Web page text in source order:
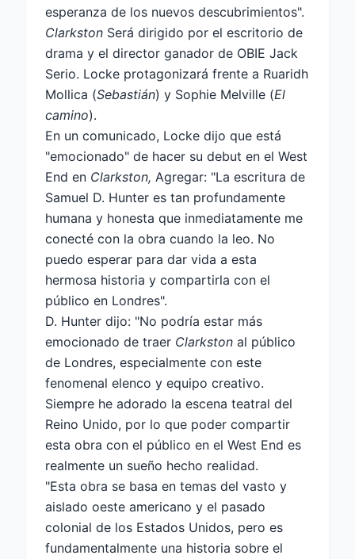
esperanza de los nuevos descubrimientos".
Clarkston Será dirigido por el escritorio de
drama y el director ganador de OBIE Jack
Serio. Locke protagonizará frente a Ruaridh
Mollica (Sebastián) y Sophie Melville (El
camino).
En un comunicado, Locke dijo que está
"emocionado" de hacer su debut en el West
End en Clarkston, Agregar: "La escritura de
Samuel D. Hunter es tan profundamente
humana y honesta que inmediatamente me
conecté con la obra cuando la leo. No
puedo esperar para dar vida a esta
hermosa historia y compartirla con el
público en Londres".
D. Hunter dijo: "No podría estar más
emocionado de traer Clarkston al público
de Londres, especialmente con este
fenomenal elenco y equipo creativo.
Siempre he adorado la escena teatral del
Reino Unido, por lo que poder compartir
esta obra con el público en el West End es
realmente un sueño hecho realidad.
"Esta obra se basa en temas del vasto y
aislado oeste americano y el pasado
colonial de los Estados Unidos, pero es
fundamentalmente una historia sobre el